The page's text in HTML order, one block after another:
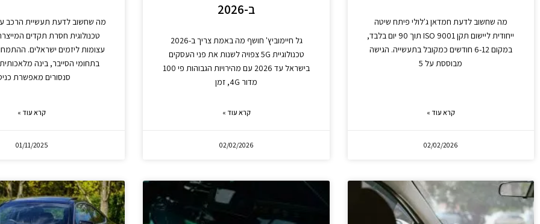
מה שחשוב לדעת חמדאן ג'לולי פיתח שיטה
ייחודית ליישום תקן ISO 9001 תוך 90 יום בלבד,
במקום 6-12 חודשים כמקובל בתעשייה. הגישה
מבוססת על 5
קרא עוד »
02/02/2026
ב-2026
גל חיימוביץ' חושף מה באמת צריך ב-2026
טכנולוגיית 5G צפויה לשנות את פני העסקים
בישראל עד 2026 עם מהירויות הגבוהות פי 100
מדור 4G, זמן
קרא עוד »
02/02/2026
מה שחשוב לדעת תעשיית הרכב
טכנולוגית חסרת תקדים
עצומות ליזמים ישראלים.
בתחומי הסייבר, בינה מלאכותית
סנסורים מאפשרת
קרא עוד »
01/11/2025